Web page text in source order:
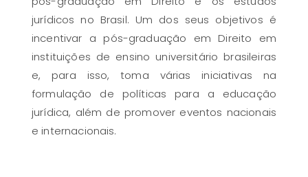
jurídicos no Brasil. Um dos seus objetivos é
incentivar a pós-graduação em Direito em
instituições de ensino universitário brasileiras
e, para isso, toma várias iniciativas na
formulação de políticas para a educação
jurídica, além de promover eventos nacionais
e internacionais.